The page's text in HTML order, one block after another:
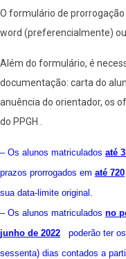
O formulário de
word (preferencialmente) ou
Além do formulário, é
documentação: carta do
anuência do orientador, os
do PPGH .
– Os alunos matriculados até
prazos prorrogados em até 720
sua data-limite original.
– Os alunos matriculados no
junho de 2022 poderão ter
sessenta) dias contados a